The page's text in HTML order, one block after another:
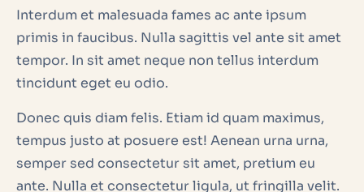
Interdum et malesuada fames ac ante ipsum
primis in faucibus. Nulla sagittis vel ante sit amet
tempor. In sit amet neque non tellus interdum
tincidunt eget eu odio.
Donec quis diam felis. Etiam id quam maximus,
tempus justo at posuere est! Aenean urna urna,
semper sed consectetur sit amet, pretium eu
ante. Nulla et consectetur ligula, ut fringilla velit.